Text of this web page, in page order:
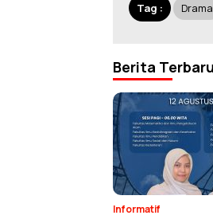
Tag : Drama
Berita Terbaru
Informatif